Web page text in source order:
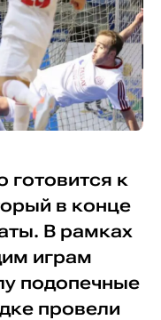
готовится к
в конце
В рамках
играм
подопечные
провели